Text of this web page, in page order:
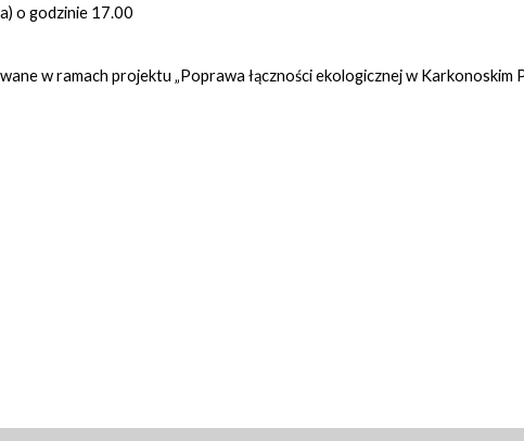
o godzinie 17.00
w ramach projektu „Poprawa łączności ekologicznej w Karkonoskim